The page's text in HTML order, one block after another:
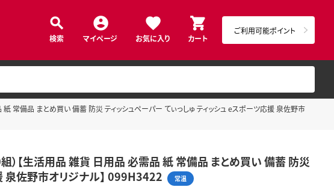
検索 マイページ お気に入り カート
ご利用可能ポイント
常備品 まとめ買い 備蓄 防災 ティッシュペーパー てぃっしゅ ティッシュ eスポーツ応援 泉佐野市
）【生活用品 雑貨 日用品 必需品 紙 常備品 まとめ買い 備蓄 防災
泉佐野市オリジナル】 099H3422
常温